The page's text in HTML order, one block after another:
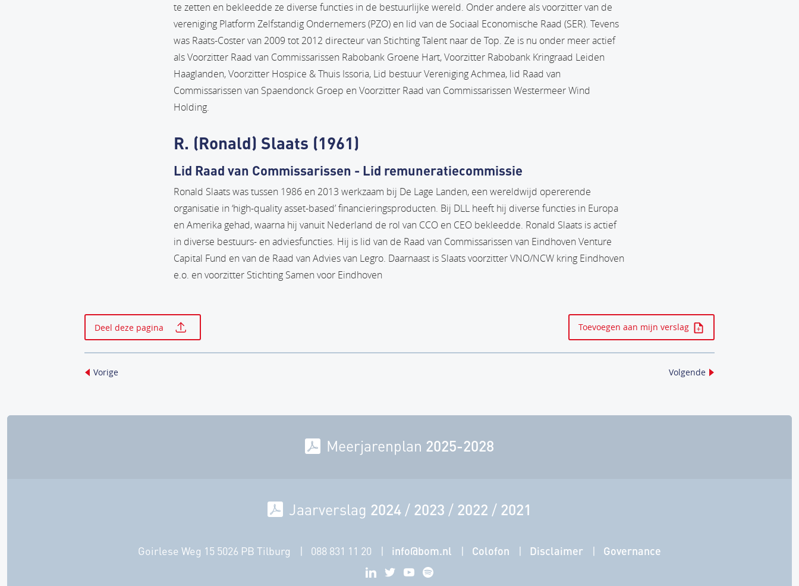
te zetten en bekleedde ze diverse functies in de bestuurlijke wereld. Onder andere als voorzitter van de
vereniging Platform Zelfstandig Ondernemers (PZO) en lid van de Sociaal Economische Raad (SER). Tevens
was Raats-Coster van 2009 tot 2012 directeur van Stichting Talent naar de Top. Ze is nu onder meer actief
als Voorzitter Raad van Commissarissen Rabobank Groene Hart, Voorzitter Rabobank Kringraad Leiden
Haaglanden, Voorzitter Hospice & Thuis Issoria, Lid bestuur Vereniging Achmea, lid Raad van
Commissarissen van Spaendonck Groep en Voorzitter Raad van Commissarissen Westermeer Wind
Holding.
R. (Ronald) Slaats (1961)
Lid Raad van Commissarissen - Lid remuneratiecommissie
Ronald Slaats was tussen 1986 en 2013 werkzaam bij De Lage Landen, een wereldwijd opererende
organisatie in ‘high-quality asset-based’ financieringsproducten. Bij DLL heeft hij diverse functies in Europa
en Amerika gehad, waarna hij vanuit Nederland de rol van CCO en CEO bekleedde. Ronald Slaats is actief
in diverse bestuurs- en adviesfuncties. Hij is lid van de Raad van Commissarissen van Eindhoven Venture
Capital Fund en van de Raad van Advies van Legro. Daarnaast is Slaats voorzitter VNO/NCW kring Eindhoven
e.o. en voorzitter Stichting Samen voor Eindhoven
Deel deze pagina Toevoegen aan mijn verslag
Vorige Volgende
Meerjarenplan 2025-2028
Jaarverslag 2024 / 2023 / 2022 / 2021
Goirlese Weg 15 5026 PB Tilburg 088 831 11 20 info@bom.nl Colofon Disclaimer Governance